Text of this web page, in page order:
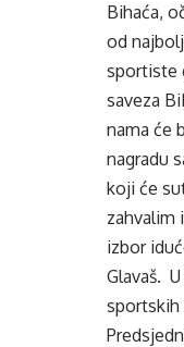
Bihaća,
od
sportiste
saveza
nama će
nagradu
koji će
zahvalim
izbor
Glavaš.
sportskih